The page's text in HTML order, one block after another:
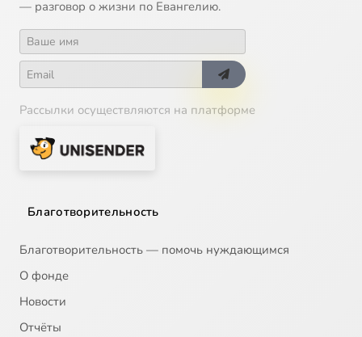
— разговор о жизни по Евангелию.
Рассылки осуществляются на платформе
Благотворительность
Благотворительность — помочь нуждающимся
О фонде
Новости
Отчёты